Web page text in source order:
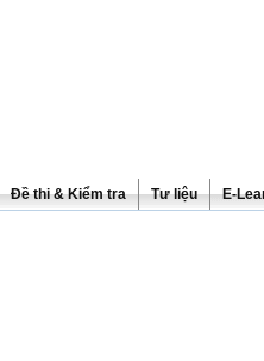
Đề thi & Kiểm tra Tư liệu E-